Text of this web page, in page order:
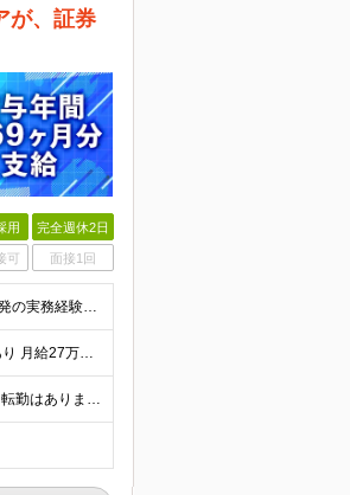
が、証券
用 完全週休2日
可 面接1回
【金融業界の経験は不問！専門知識は入社後に学べます】 ◎学歴不問 ◎システム開発の実務経験をお持ちの方 └3年以上・Java、C#いずれかの使用経験をお持ちの方を想定しております 【以下のような方は
【賞与年3回・昨年度支給実績5.69か月分】 ★想定年収500万円～ ★前職給与考慮あり 月給27万円～59万円 +残業代全額支給(1分単位、監督職以下) +人事評価による賞与年2回（4月/10月）
◎本社勤務 東京都港区虎ノ門5-13-1 虎ノ門40MTビル 8F ※原則として、転居を伴う転勤はありません ※(変更の範囲)上記を除く当社関連勤務地